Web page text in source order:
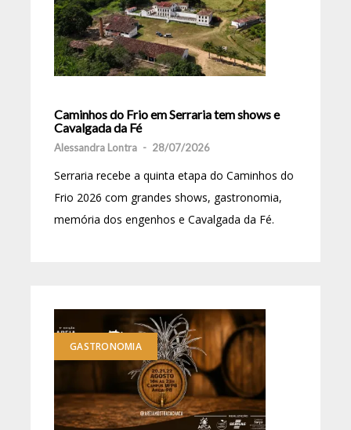
Caminhos do Frio em Serraria tem shows e
Cavalgada da Fé
Alessandra Lontra - 28/07/2026
Serraria recebe a quinta etapa do Caminhos do
Frio 2026 com grandes shows, gastronomia,
memória dos engenhos e Cavalgada da Fé.
GASTRONOMIA